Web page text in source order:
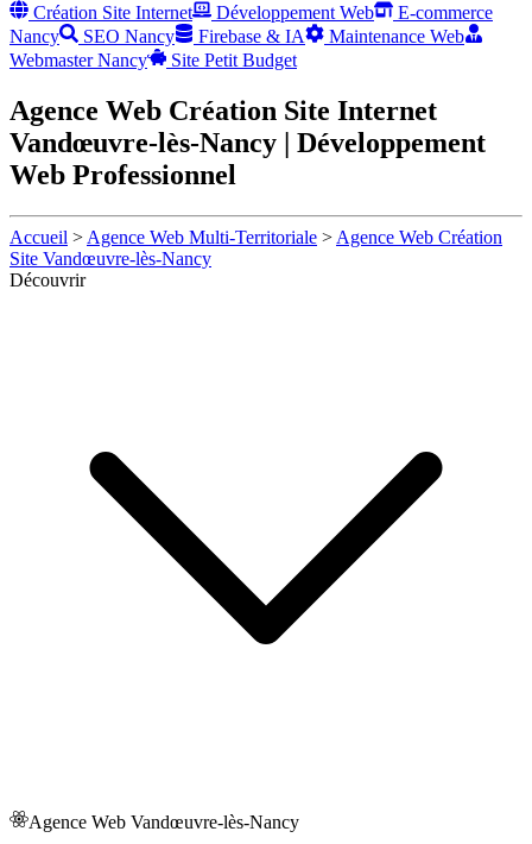
Création Site Internet
Développement Web
E-commerce
Nancy
SEO Nancy Firebase & IA
Maintenance Web
Webmaster Nancy
Site Petit Budget
Agence Web Création Site Internet
Vandœuvre-lès-Nancy | Développement
Web Professionnel
Accueil > Agence Web Multi-Territoriale > Agence Web Création
Site Vandœuvre-lès-Nancy
Découvrir
Agence Web Vandœuvre-lès-Nancy